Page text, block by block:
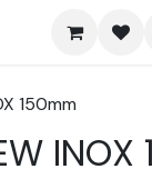
150mm